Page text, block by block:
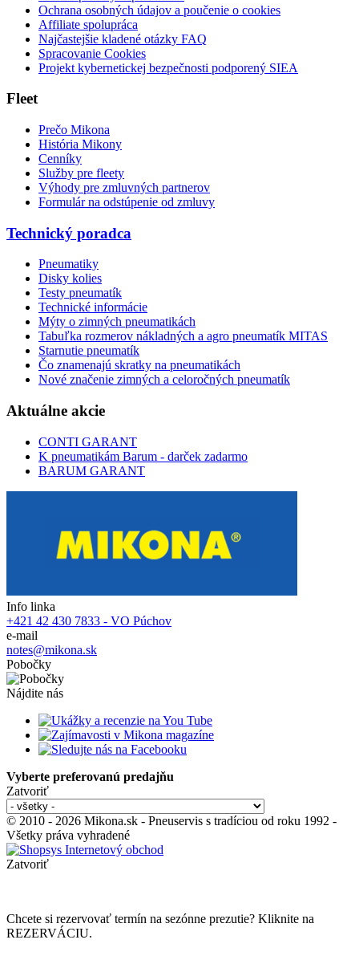
Ochrana osobných údajov a poučenie o cookies
Affiliate spolupráca
Najčastejšie kladené otázky FAQ
Spracovanie Cookies
Projekt kybernetickej bezpečnosti podporený SIEA
Fleet
Prečo Mikona
História Mikony
Cenníky
Služby pre fleety
Výhody pre zmluvných partnerov
Formulár na odstúpenie od zmluvy
Technický poradca
Pneumatiky
Disky kolies
Testy pneumatík
Technické informácie
Mýty o zimných pneumatikách
Tabuľka rozmerov nákladných a agro pneumatík MITAS
Starnutie pneumatík
Čo znamenajú skratky na pneumatikách
Nové značenie zimných a celoročných pneumatík
Aktuálne akcie
CONTI GARANT
K pneumatikám Barum - darček zadarmo
BARUM GARANT
Info linka
+421 42 430 7833 - VO Púchov
e-mail
notes@mikona.sk
Pobočky
Nájdite nás
Vyberte preferovanú predajňu
Zatvoriť
© 2010 - 2026 Mikona.sk - Pneuservis s tradíciou od roku 1992 -
Všetky práva vyhradené
Zatvoriť
Chcete si rezervovať termín na sezónne prezutie? Kliknite na
REZERVÁCIU.